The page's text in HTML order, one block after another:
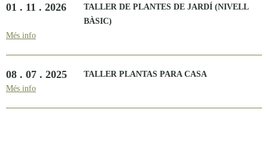
01 . 11 . 2026
TALLER DE PLANTES DE JARDÍ (NIVELL
BÀSIC)
Més info
08 . 07 . 2025
TALLER PLANTAS PARA CASA
Més info